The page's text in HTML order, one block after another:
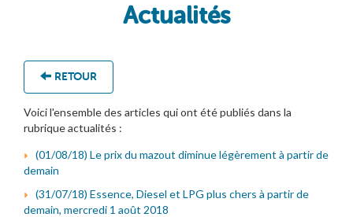
Actualités
RETOUR
Voici l'ensemble des articles qui ont été publiés dans la
rubrique actualités :
(01/08/18) Le prix du mazout diminue légèrement à partir de
demain
(31/07/18) Essence, Diesel et LPG plus chers à partir de
demain, mercredi 1 août 2018